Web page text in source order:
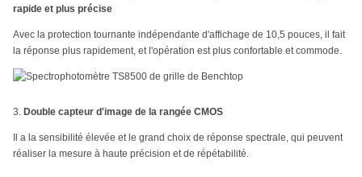
rapide et plus précise
Avec la protection tournante indépendante d'affichage de 10,5 pouces, il fait
la réponse plus rapidement, et l'opération est plus confortable et commode.
3. Double capteur d'image de la rangée CMOS
Il a la sensibilité élevée et le grand choix de réponse spectrale, qui peuvent
réaliser la mesure à haute précision et de répétabilité.